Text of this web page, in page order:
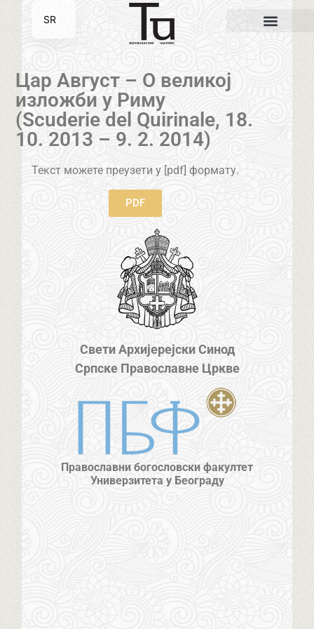
Цар Август – О великој
изложби у Риму
(Scuderie del Quirinale, 18.
10. 2013 – 9. 2. 2014)
Текст можете преузети у [pdf] формату.
PDF
Свети Архијерејски Синод
Српске Православне Цркве
Православни богословски факултет
Универзитета у Београду
SR
EN